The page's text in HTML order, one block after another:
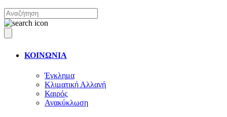
ΚΟΙΝΩΝΙΑ
Έγκλημα
Κλιματική Αλλαγή
Καιρός
Ανακύκλωση